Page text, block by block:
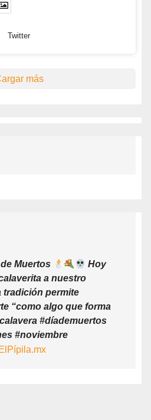
Twitter
más
Muertos
Hoy
a nuestro
tradición permite
“como algo que forma
#díademuertos
#noviembre